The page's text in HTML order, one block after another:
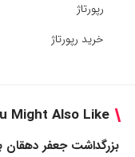
رپورتاژ
خرید رپورتاژ
Might Also Like
بزرگداشت جعفر دهقان